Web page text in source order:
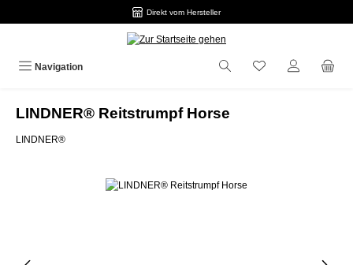
Direkt vom Hersteller
Navigation
LINDNER® Reitstrumpf Horse
LINDNER®
Bildergalerie überspringen